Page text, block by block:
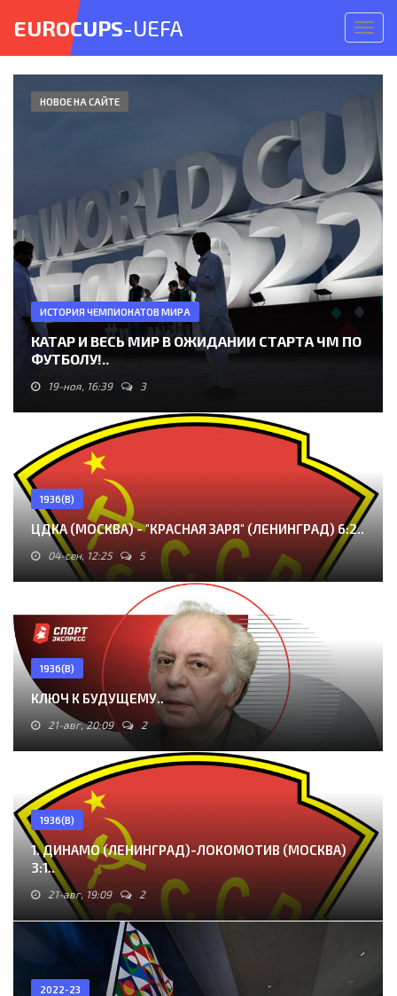
меню
EUROCUPS-UEFA
НОВОЕ НА САЙТЕ
ИСТОРИЯ ЧЕМПИОНАТОВ МИРА
КАТАР И ВЕСЬ МИР В ОЖИДАНИИ СТАРТА ЧМ ПО
ФУТБОЛУ!..
19-ноя, 16:39 3
1936(В)
ЦДКА (МОСКВА) - "КРАСНАЯ ЗАРЯ" (ЛЕНИНГРАД) 6:2..
04-сен, 12:25 5
1936(В)
КЛЮЧ К БУДУЩЕМУ..
21-авг, 20:09 2
1936(В)
1. ДИНАМО (ЛЕНИНГРАД)-ЛОКОМОТИВ (МОСКВА)
3:1..
21-авг, 19:09 2
2022-23